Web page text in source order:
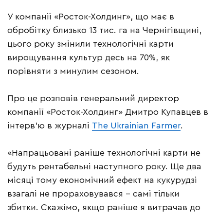
У компанії «Росток-Холдинг», що має в
обробітку близько 13 тис. га на Чернігівщині,
цього року змінили технологічні карти
вирощування культур десь на 70%, як
порівняти з минулим сезоном.
Про це розповів генеральний директор
компанії «Росток-Холдинг» Дмитро Купавцев в
інтерв’ю в журналі The Ukrainian Farmer.
«Напрацьовані раніше технологічні карти не
будуть рентабельні наступного року. Ще два
місяці тому економічний ефект на кукурудзі
взагалі не прораховувався – самі тільки
збитки. Скажімо, якщо раніше я витрачав до